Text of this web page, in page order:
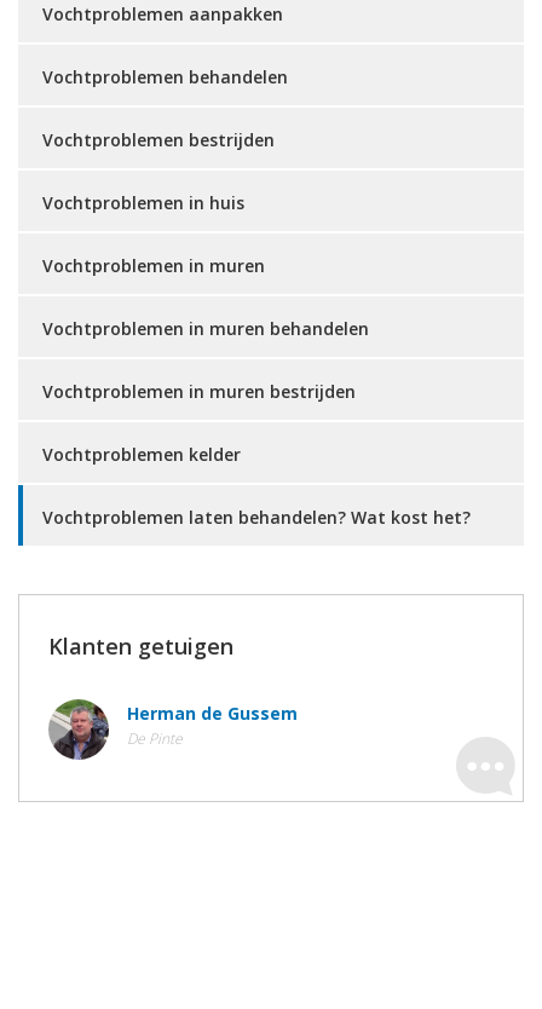
Vochtproblemen aanpakken
Vochtproblemen behandelen
Vochtproblemen bestrijden
Vochtproblemen in huis
Vochtproblemen in muren
Vochtproblemen in muren behandelen
Vochtproblemen in muren bestrijden
Vochtproblemen kelder
Vochtproblemen laten behandelen? Wat kost het?
Klanten getuigen
Herman de Gussem
De Pinte